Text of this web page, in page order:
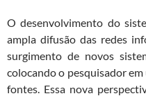
O desenvolvimento do
ampla difusão das redes
surgimento de novos
colocando o pesquisador
fontes. Essa nova